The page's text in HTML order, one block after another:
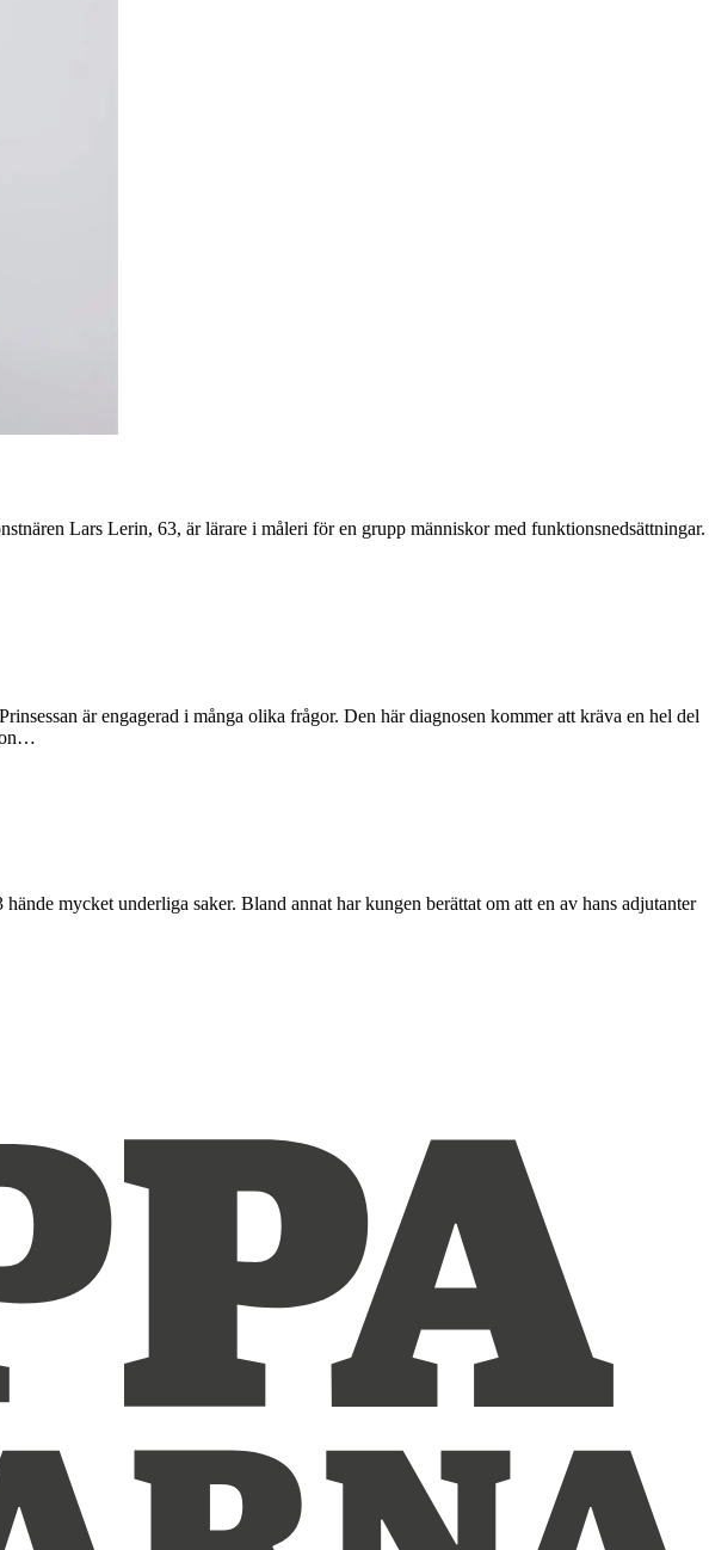
Lars Lerin, 63, är lärare i måleri för en grupp människor med funktionsnedsättningar.
är engagerad i många olika frågor. Den här diagnosen kommer att kräva en hel del
mycket underliga saker. Bland annat har kungen berättat om att en av hans adjutanter